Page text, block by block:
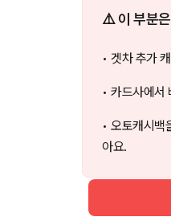
⚠️ 이 부분
• 겟차 추가
• 카드사에서
• 오토캐시백
아요.